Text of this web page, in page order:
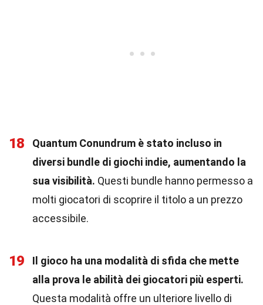
18
Quantum Conundrum è stato incluso in
diversi bundle di giochi indie, aumentando la
sua visibilità. Questi bundle hanno permesso a
molti giocatori di scoprire il titolo a un prezzo
accessibile.
19
Il gioco ha una modalità di sfida che mette
alla prova le abilità dei giocatori più esperti.
Questa modalità offre un ulteriore livello di